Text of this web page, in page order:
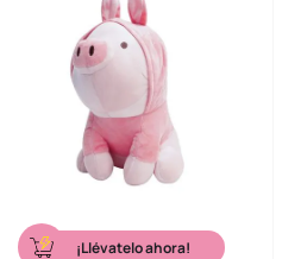
¡Llévatelo ahora!